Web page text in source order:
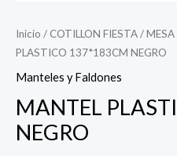
Inicio / COTILLON FIESTA/MESA
PLASTICO 137*183CM NEGRO
Manteles y Faldones
MANTEL
NEGRO